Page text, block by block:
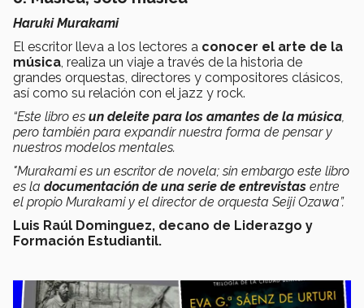
Haruki Murakami
El escritor lleva a los lectores a conocer el arte de la
música, realiza un viaje a través de la historia de
grandes orquestas, directores y compositores clásicos,
así como su relación con el jazz y rock.
“Este libro es un deleite para los amantes de la música,
pero también para expandir nuestra forma de pensar y
nuestros modelos mentales.
"Murakami es un escritor de novela; sin embargo este libro
es la documentación de una serie de entrevistas entre
el propio Murakami y el director de orquesta Seiji Ozawa”.
Luis Raúl Dominguez, decano de Liderazgo y
Formación Estudiantil.